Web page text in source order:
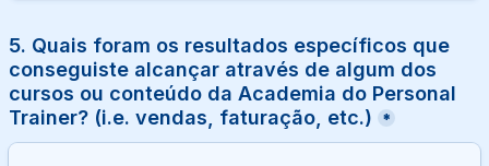
5. Quais foram os resultados específicos que
conseguiste alcançar através de algum dos
cursos ou conteúdo da Academia do Personal
Trainer? (i.e. vendas, faturação, etc.)
*